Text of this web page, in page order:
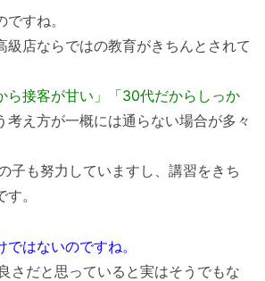
すね。
級店ならではの教育がきちんとされて
ら接客が甘い」「30代だからしっか
考え方が一概には通らない場合が多々
子も努力していますし、講習をきち
。
はないのですね。
さだと思っていると実はそうでもな